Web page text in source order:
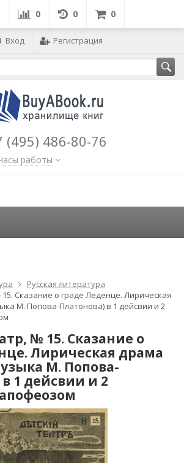
0 0 0
Вход Регистрация
(495) 486-80-76
работы
Русская литература
Сказание о граде Леденце. Лирическая
М. Попова-Платонова) в 1 дейсвии и 2
№ 15. Сказание о
Лирическая драма
М. Попова-
1 дейсвии и 2